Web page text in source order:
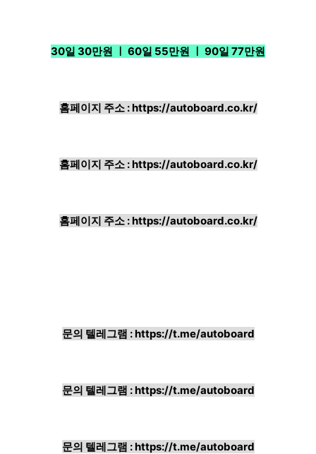
30일 30만원 ㅣ 60일 55만원 ㅣ 90일 77만원
홈페이지 주소 :https://autoboard.co.kr/
홈페이지 주소 :https://autoboard.co.kr/
홈페이지 주소 :https://autoboard.co.kr/
문의 텔레그램 :https://t.me/autoboard
문의 텔레그램 :https://t.me/autoboard
문의 텔레그램 :https://t.me/autoboard